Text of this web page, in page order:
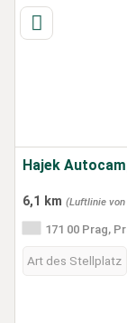
Hajek
6,1 km (Luftlinie von
171 00 Prag,
Art des Stellplatz